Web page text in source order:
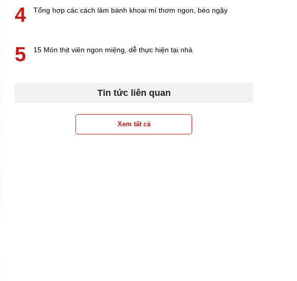
4 Tổng hợp các cách làm bánh khoai mì thơm ngon, béo ngậy
5 15 Món thịt viên ngon miệng, dễ thực hiện tại nhà
Tin tức liên quan
Xem tất cả